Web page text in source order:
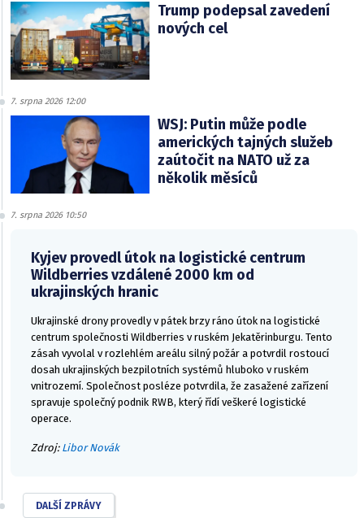
Trump podepsal zavedení
nových cel
7. srpna 2026 12:00
WSJ: Putin může podle
amerických tajných služeb
zaútočit na NATO už za
několik měsíců
7. srpna 2026 10:50
Kyjev provedl útok na logistické centrum
Wildberries vzdálené 2000 km od
ukrajinských hranic
Ukrajinské drony provedly v pátek brzy ráno útok na logistické
centrum společnosti Wildberries v ruském Jekatěrinburgu. Tento
zásah vyvolal v rozlehlém areálu silný požár a potvrdil rostoucí
dosah ukrajinských bezpilotních systémů hluboko v ruském
vnitrozemí. Společnost posléze potvrdila, že zasažené zařízení
spravuje společný podnik RWB, který řídí veškeré logistické
operace.
Zdroj: Libor Novák
DALŠÍ ZPRÁVY